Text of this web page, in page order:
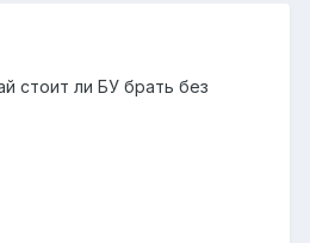
стоит ли БУ брать без